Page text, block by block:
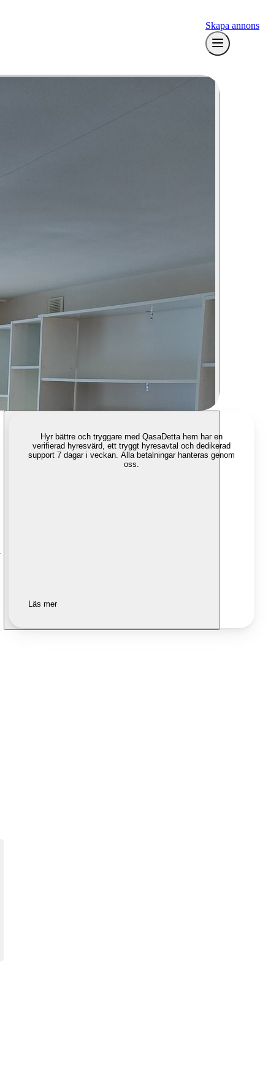
Skapa annons
Hyr bättre och tryggare med QasaDetta hem har en
verifierad hyresvärd, ett tryggt hyresavtal och dedikerad
support 7 dagar i veckan. Alla betalningar hanteras genom
oss.
Läs mer